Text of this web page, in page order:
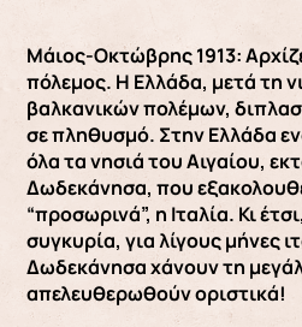
Μάιος-Οκτώβρης 1913:
πόλεμος. Η Ελλάδα, μετά τη
βαλκανικών πολέμων,
σε πληθυσμό. Στην Ελλάδα
όλα τα νησιά του Αιγαίου,
Δωδεκάνησα, που
“προσωρινά”, η Ιταλία. Κι
συγκυρία, για λίγους μήνες
Δωδεκάνησα χάνουν τη
απελευθερωθούν οριστικά!